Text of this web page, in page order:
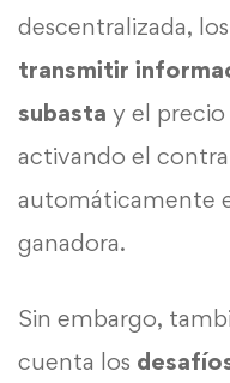
descentralizada,
transmitir
subasta y el
activando el
automáticamente
ganadora.
Sin embargo,
cuenta los